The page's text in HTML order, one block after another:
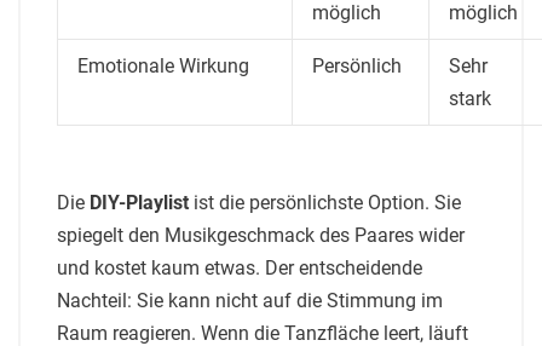
möglich
möglich
Emotionale Wirkung Persönlich
Sehr
stark
Die DIY-Playlist ist die persönlichste Option. Sie
spiegelt den Musikgeschmack des Paares wider
und kostet kaum etwas. Der entscheidende
Nachteil: Sie kann nicht auf die Stimmung im
Raum reagieren. Wenn die Tanzfläche leert, läuft